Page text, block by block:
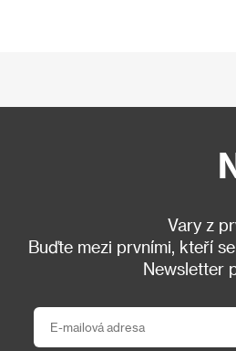
Vary z
Buďte mezi prvními, kteří
Newsletter